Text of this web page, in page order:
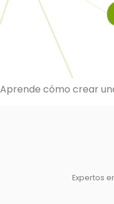
Aprende cómo crear
Expertos